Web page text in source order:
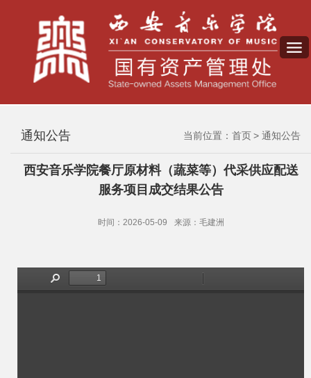
当前位置： 首页 通知公告
通知公告
西安音乐学院餐厅原材料（蔬菜等）代采供应配送
服务项目成交结果公告
时间：2026-05-09 来源：毛建洲